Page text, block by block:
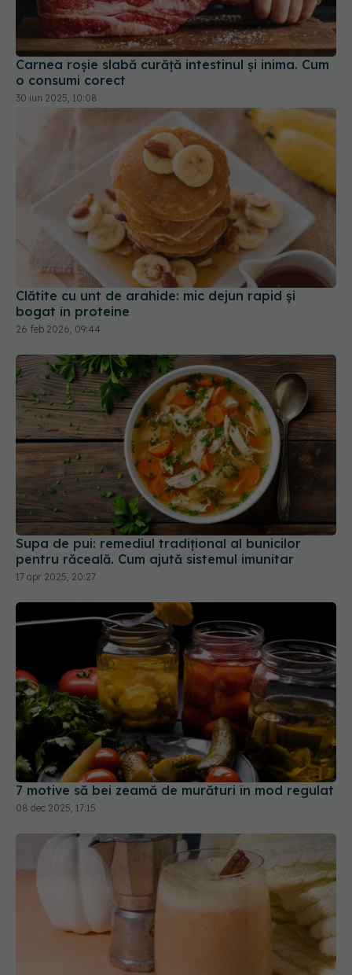
Carnea roșie slabă curăță intestinul și inima. Cum
o consumi corect
30 iun 2025, 10:08
Clătite cu unt de arahide: mic dejun rapid și
bogat în proteine
26 feb 2026, 09:44
Supa de pui: remediul tradițional al bunicilor
pentru răceală. Cum ajută sistemul imunitar
17 apr 2025, 20:27
7 motive să bei zeamă de murături în mod regulat
08 dec 2025, 17:15
Smoothie cald pentru imunitate. Rețeta simplă pe